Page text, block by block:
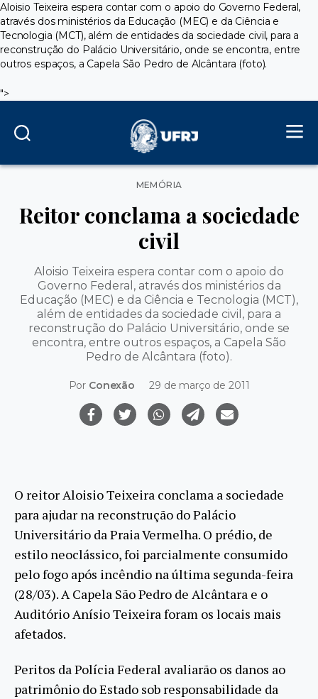
Aloisio Teixeira espera contar com o apoio do Governo Federal,
através dos ministérios da Educação (MEC) e da Ciência e
Tecnologia (MCT), além de entidades da sociedade civil, para a
reconstrução do Palácio Universitário, onde se encontra, entre
outros espaços, a Capela São Pedro de Alcântara (foto).
">
Categorias
MEMÓRIA
Reitor conclama a sociedade
civil
Aloisio Teixeira espera contar com o apoio do
Governo Federal, através dos ministérios da
Educação (MEC) e da Ciência e Tecnologia (MCT),
além de entidades da sociedade civil, para a
reconstrução do Palácio Universitário, onde se
encontra, entre outros espaços, a Capela São
Pedro de Alcântara (foto).
Por Conexão 29 de março de 2011
O reitor Aloisio Teixeira conclama a sociedade
para ajudar na reconstrução do Palácio
Universitário da Praia Vermelha. O prédio, de
estilo neoclássico, foi parcialmente consumido
pelo fogo após incêndio na última segunda-feira
(28/03). A Capela São Pedro de Alcântara e o
Auditório Anísio Teixeira foram os locais mais
afetados.
Peritos da Polícia Federal avaliarão os danos ao
patrimônio do Estado sob responsabilidade da